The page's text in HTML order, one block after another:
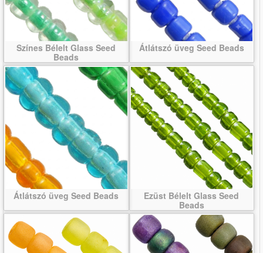
Színes Bélelt Glass Seed
Beads
Átlátszó üveg Seed Beads
Átlátszó üveg Seed Beads
Ezüst Bélelt Glass Seed
Beads